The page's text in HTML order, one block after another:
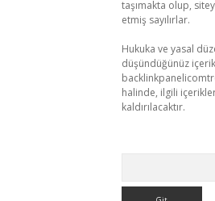
taşımakta olup,
etmiş sayılırlar.
Hukuka ve yasal
düşündüğünüz
halinde, ilgili
kaldırılacaktır.